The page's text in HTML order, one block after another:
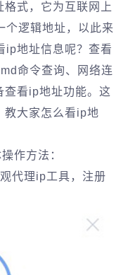
式，它为互联网上
个逻辑地址，以此来
ip地址信息呢？查看
命令查询、网络连
查看ip地址功能。这
教大家怎么看ip地
作方法：
代理ip工具，注册